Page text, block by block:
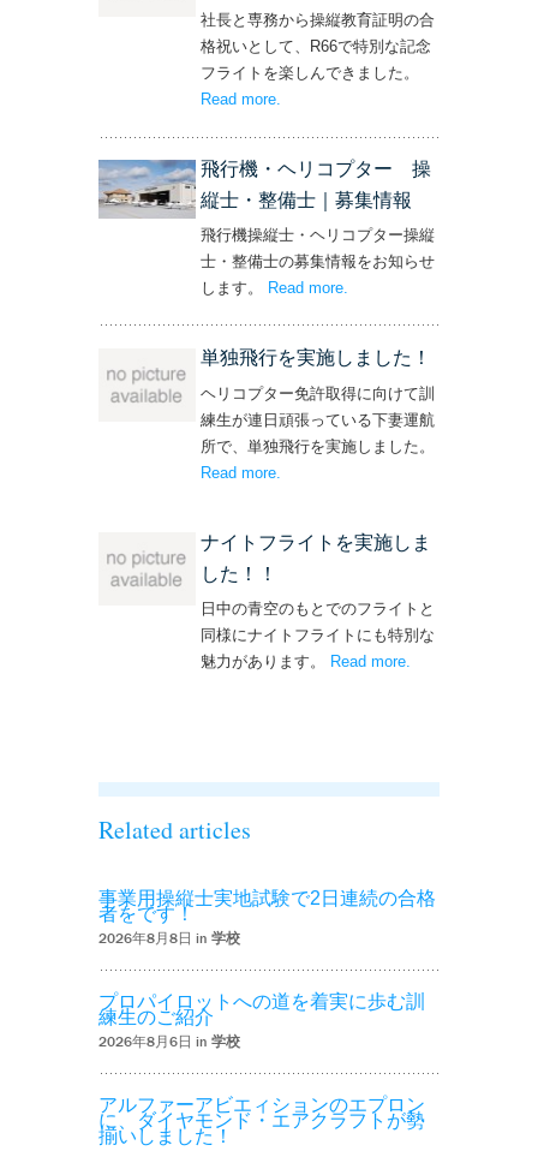
社長と専務から操縦教育証明の合
格祝いとして、R66で特別な記念
フライトを楽しんできました。
Read more
飛行機・ヘリコプター 操
縦士・整備士｜募集情報
飛行機操縦士・ヘリコプター操縦
士・整備士の募集情報をお知らせ
します。
Read more– ‘飛行機・ヘリコプター
.
単独飛行を実施しました！
ヘリコプター免許取得に向けて訓
練生が連日頑張っている下妻運航
所で、単独飛行を実施しました。
Read more
ナイトフライトを実施しま
した！！
日中の青空のもとでのフライトと
同様にナイトフライトにも特別な
魅力があります。
Read more– ‘ナイトフライト
.
Related articles
事業用操縦士実地試験で2日連続の合格
者をです！
2026年8月8日 in 学校
プロパイロットへの道を着実に歩む訓
練生のご紹介
2026年8月6日 in 学校
アルファーアビエィションのエプロン
に、ダイヤモンド・エアクラフトが勢
揃いしました！